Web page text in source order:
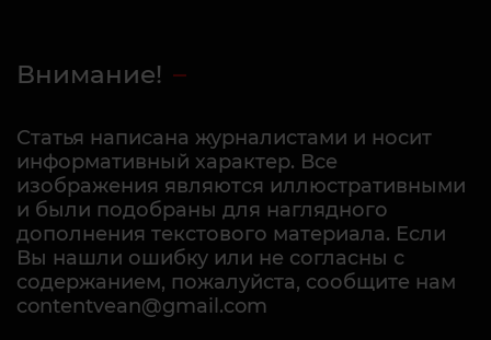
Внимание!
Статья написана журналистами и носит
информативный характер. Все
изображения являются иллюстративными
и были подобраны для наглядного
дополнения текстового материала. Если
Вы нашли ошибку или не согласны с
содержанием, пожалуйста, сообщите нам
contentvean@gmail.com